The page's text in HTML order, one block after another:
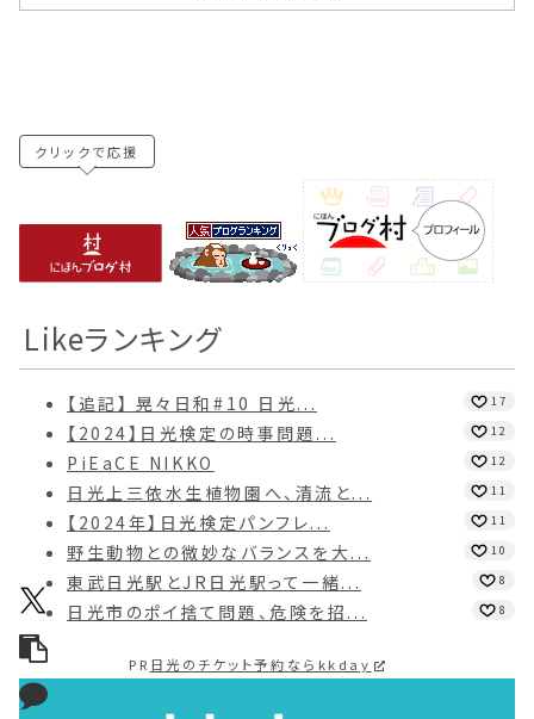
クリックで応援
Likeランキング
【追記】 晃々日和#10 日光... 17
【2024】日光検定の時事問題... 12
PiEaCE NIKKO 12
日光上三依水生植物園へ、清流と... 11
【2024年】日光検定パンフレ... 11
野生動物との微妙なバランスを大... 10
東武日光駅とJR日光駅って一緒... 8
日光市のポイ捨て問題、危険を招... 8
PR 日光のチケット予約ならkkday